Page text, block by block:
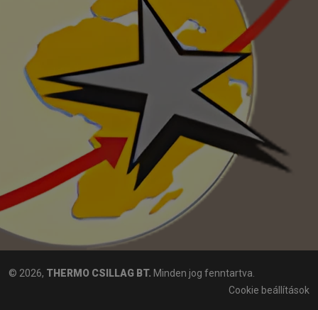
© 2026, THERMO CSILLAG BT. Minden jog fenntartva.
Cookie beállítások